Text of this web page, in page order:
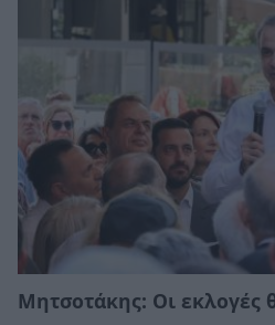
Μητσοτάκης: Οι εκλογές